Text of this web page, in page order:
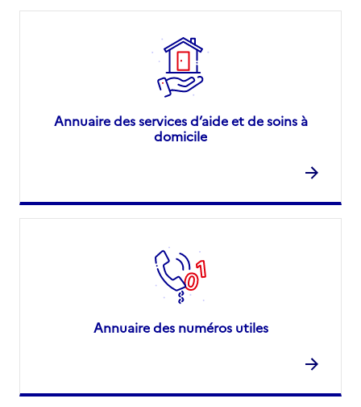
Annuaire des services d’aide et de soins à
domicile
Annuaire des numéros utiles